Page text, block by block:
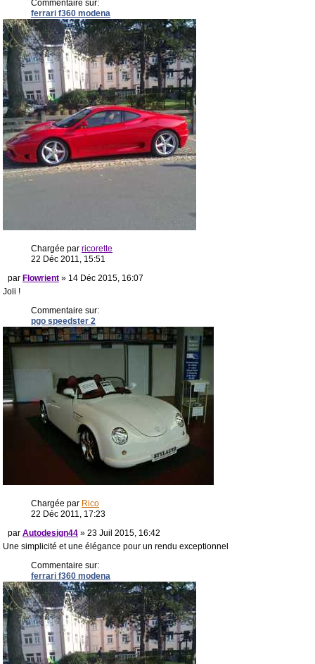
Commentaire sur:
ferrari f360 modena
Chargée par ricorette
22 Déc 2011, 15:51
par Flowrient » 14 Déc 2015, 16:07
Joli !
Commentaire sur:
pgo speedster 2
Chargée par Rico
22 Déc 2011, 17:23
par Autodesign44 » 23 Juil 2015, 16:42
Une simplicité et une élégance pour un rendu exceptionnel
Commentaire sur:
ferrari f360 modena